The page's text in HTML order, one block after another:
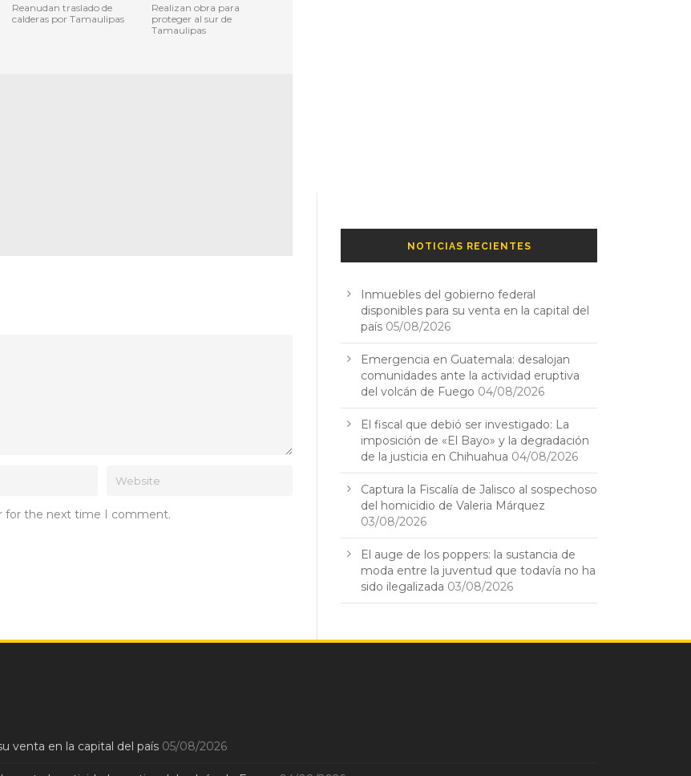
Reanudan traslado de
calderas por Tamaulipas
Realizan obra para
proteger al sur de
Tamaulipas
for the next time I comment.
NOTICIAS RECIENTES
Inmuebles del gobierno federal
disponibles para su venta en la capital del
país 05/08/2026
Emergencia en Guatemala: desalojan
comunidades ante la actividad eruptiva
del volcán de Fuego 04/08/2026
El fiscal que debió ser investigado: La
imposición de «El Bayo» y la degradación
de la justicia en Chihuahua 04/08/2026
Captura la Fiscalía de Jalisco al sospechoso
del homicidio de Valeria Márquez
03/08/2026
El auge de los poppers: la sustancia de
moda entre la juventud que todavía no ha
sido ilegalizada 03/08/2026
venta en la capital del país 05/08/2026